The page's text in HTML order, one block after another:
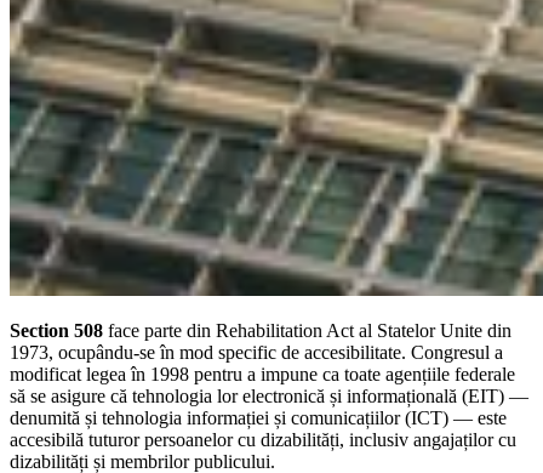
Section 508 face parte din Rehabilitation Act al Statelor Unite din
1973, ocupându-se în mod specific de accesibilitate. Congresul a
modificat legea în 1998 pentru a impune ca toate agențiile federale
să se asigure că tehnologia lor electronică și informațională (EIT) —
denumită și tehnologia informației și comunicațiilor (ICT) — este
accesibilă tuturor persoanelor cu dizabilități, inclusiv angajaților cu
dizabilități și membrilor publicului.